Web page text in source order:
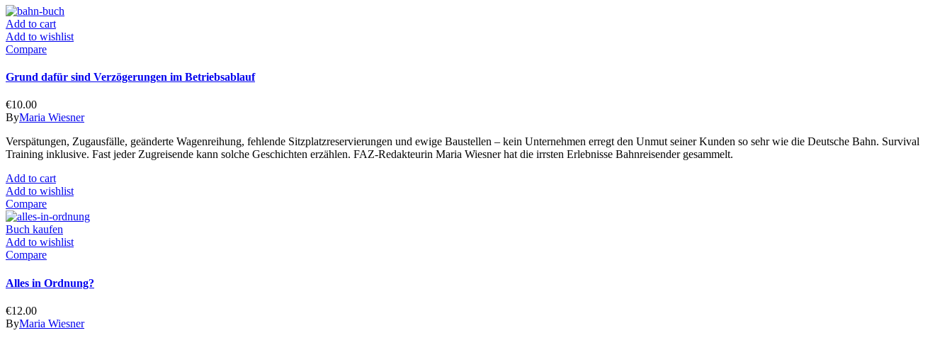
Add to cart
Add to wishlist
Compare
Grund dafür sind Verzögerungen im Betriebsablauf
€10.00
ByMaria Wiesner
Verspätungen, Zugausfälle, geänderte Wagenreihung, fehlende Sitzplatzreservierungen und ewige Baustellen – kein Unternehmen erregt den Unmut seiner Kunden so sehr wie die Deutsche Bahn. Survival
Training inklusive. Fast jeder Zugreisende kann solche Geschichten erzählen. FAZ-Redakteurin Maria Wiesner hat die irrsten Erlebnisse Bahnreisender gesammelt.
Add to cart
Add to wishlist
Compare
Buch kaufen
Add to wishlist
Compare
Alles in Ordnung?
€12.00
ByMaria Wiesner